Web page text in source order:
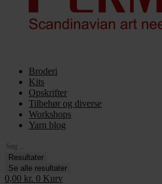
Broderi
Kits
Opskrifter
Tilbehør og diverse
Workshops
Yarn blog
Search
...Resultater
Se alle resultater
0,00 kr. 0 Kurv